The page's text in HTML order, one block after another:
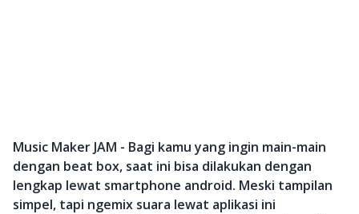
Music Maker JAM - Bagi kamu yang ingin main-main
dengan beat box, saat ini bisa dilakukan dengan
lengkap lewat smartphone android. Meski tampilan
simpel, tapi ngemix suara lewat aplikasi ini